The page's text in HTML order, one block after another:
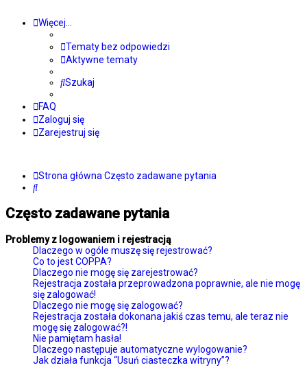
Więcej…
Tematy bez odpowiedzi
Aktywne tematy
Szukaj
FAQ
Zaloguj się
Zarejestruj się
Strona główna Często zadawane pytania
Szukaj
Często zadawane pytania
Problemy z logowaniem i rejestracją
Dlaczego w ogóle muszę się rejestrować?
Co to jest COPPA?
Dlaczego nie mogę się zarejestrować?
Rejestracja została przeprowadzona poprawnie, ale nie mogę
się zalogować!
Dlaczego nie mogę się zalogować?
Rejestracja została dokonana jakiś czas temu, ale teraz nie
mogę się zalogować?!
Nie pamiętam hasła!
Dlaczego następuje automatyczne wylogowanie?
Jak działa funkcja “Usuń ciasteczka witryny”?